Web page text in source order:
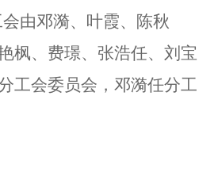
由邓漪、叶霞、陈秋
枫、费璟、张浩任、刘宝
工会委员会，邓漪任分工